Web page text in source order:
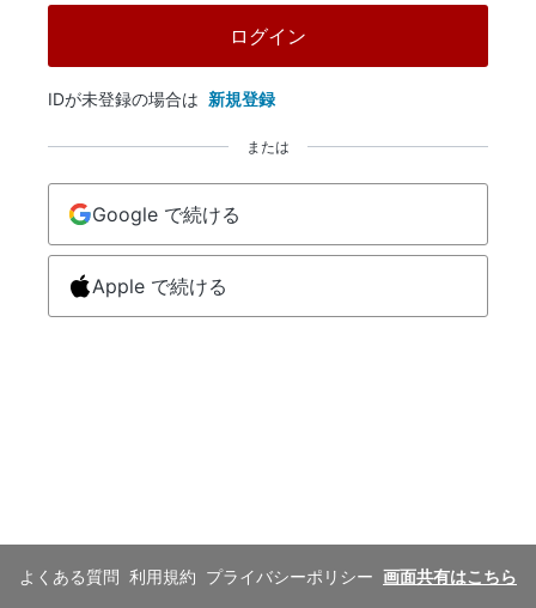
ログイン
IDが未登録の場合は 新規登録
または
Google で続ける
Apple で続ける
よくある質問 利用規約 プライバシーポリシー 画面共有はこちら